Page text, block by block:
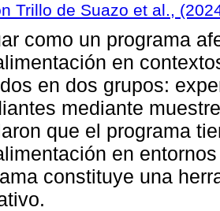
Trillo de Suazo et al.,
como un programa
en
en dos grupos:
mediante
que el programa
en
constituye una